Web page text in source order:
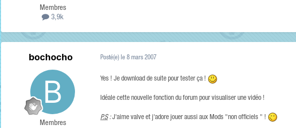
Membres
3,9k
bochocho
Membres
Posté(e) le 8 mars 2007
Yes ! Je download de suite pour tester ça !
Idéale cette nouvelle fonction du forum pour visualiser une vidéo !
P.S:J'aime valve et j'adore jouer aussi aux Mods "non officiels " !